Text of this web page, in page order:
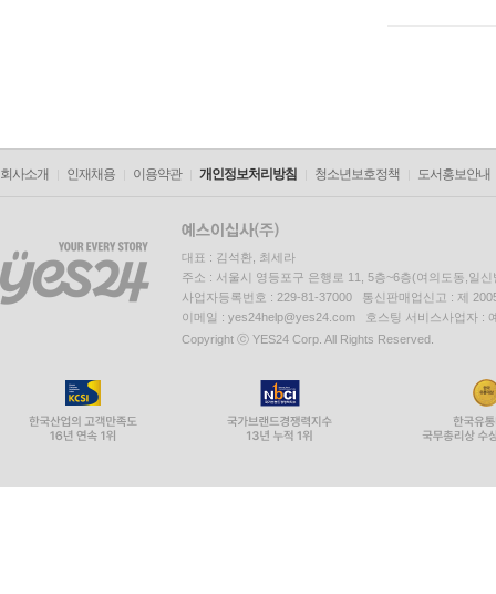
회사소개 인재채용 이용약관 개인정보처리방침 청소년보호정책 도서홍보안내
대표 : 김석환, 최세라
주소 : 서울시 영등포구 은행로 11, 5층~6층(여의도동,일신
사업자등록번호 : 229-81-37000 통신판매업신고 : 제
이메일 : yes24help@yes24.com 호스팅 서비스사업자 :
Copyright ⓒ YES24 Corp. All Rights Reserved.